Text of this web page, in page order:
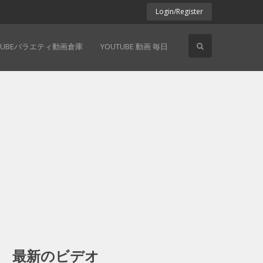
Login/Register
バラエティ動画倉庫 YOUTUBE 動画 毎日
最新のビデオ